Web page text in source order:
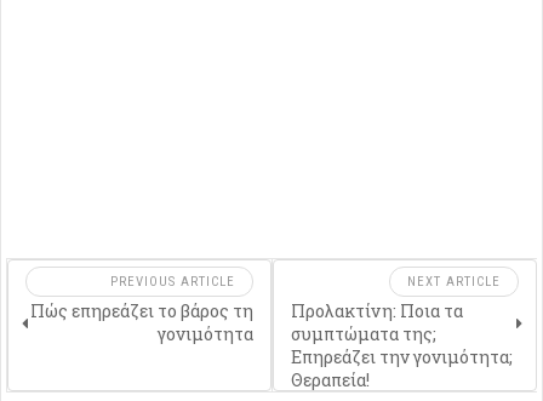
PREVIOUS ARTICLE
Πώς επηρεάζει το βάρος τη
γονιμότητα
NEXT ARTICLE
Προλακτίνη: Ποια τα
συμπτώματα της;
Επηρεάζει την γονιμότητα;
Θεραπεία!